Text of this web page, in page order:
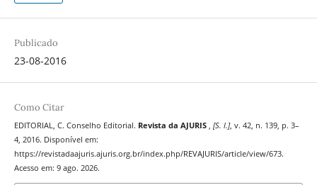
Publicado
23-08-2016
Como Citar
EDITORIAL, C. Conselho Editorial. Revista da AJURIS , [S. l.], v. 42, n. 139, p. 3–
4, 2016. Disponível em:
https://revistadaajuris.ajuris.org.br/index.php/REVAJURIS/article/view/673.
Acesso em: 9 ago. 2026.